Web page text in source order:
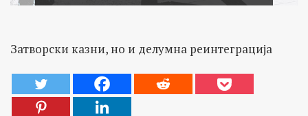
Затворски казни, но и делумна реинтеграција